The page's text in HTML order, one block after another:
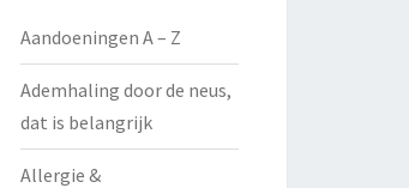
Aandoeningen A – Z
Ademhaling door de neus,
dat is belangrijk
Allergie &